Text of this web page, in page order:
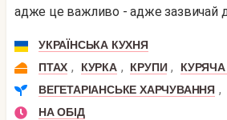
адже це важливо - адже зазвичай
УКРАЇНСЬКА КУХНЯ
ПТАХ , КУРКА , КРУПИ , КУРЯЧА
ВЕГЕТАРІАНСЬКЕ ХАРЧУВАННЯ ,
НА ОБІД